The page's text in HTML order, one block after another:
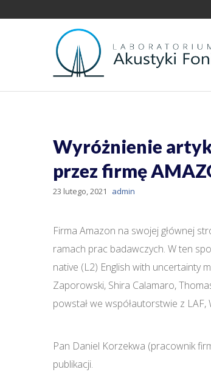
Wyróżnienie
przez firmę
23 lutego, 2021 admin
Firma Amazon na swojej głównej
ramach prac badawczych. W ten
native (L2) English with uncertainty
Zaporowski, Shira Calamaro,
powstał we współautorstwie z LAF,
Pan Daniel Korzekwa (pracownik
publikacji.